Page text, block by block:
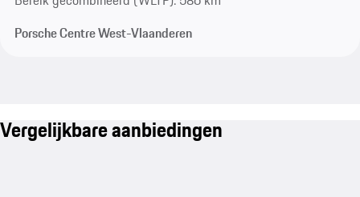
Porsche Centre West-Vlaanderen
Vergelijkbare aanbiedingen